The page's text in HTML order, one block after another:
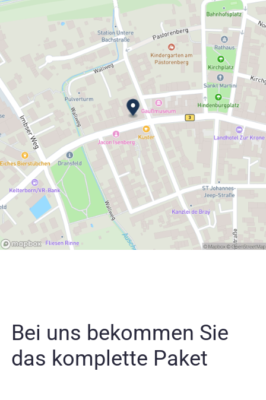
Bei uns bekommen Sie
das komplette Paket